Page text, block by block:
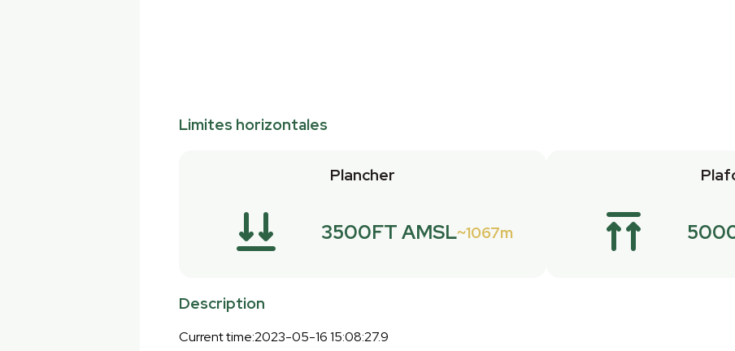
Limites horizontales
Plancher
3500FT AMSL 1067m
Description
Current time:2023-05-16 15:08:27.9